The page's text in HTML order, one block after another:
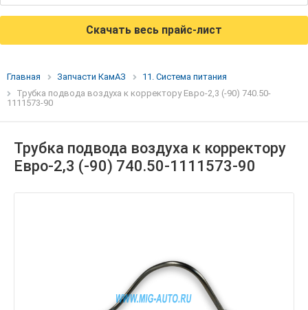
Скачать весь прайс-лист
Главная Запчасти КамАЗ
11. Система питания
Трубка подвода воздуха к корректору Евро-2,3 (-90) 740.50-
1111573-90
Трубка подвода воздуха к корректору
Евро-2,3 (-90) 740.50-1111573-90